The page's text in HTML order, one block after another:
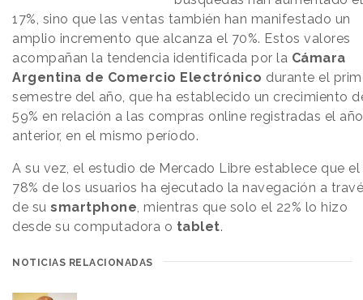
17%, sino que las ventas también han manifestado un
amplio incremento que alcanza el 70%. Estos valores
acompañan la tendencia identificada por la Cámara
Argentina de Comercio Electrónico durante el
semestre del año, que ha establecido un crecimiento
59% en relación a las compras online registradas el año
anterior, en el mismo período.
A su vez, el estudio de Mercado Libre establece que el
78% de los usuarios ha ejecutado la navegación a
de su smartphone, mientras que solo el 22% lo hizo
desde su computadora o tablet.
NOTICIAS RELACIONADAS